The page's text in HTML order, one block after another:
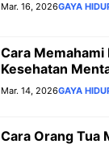
Mar. 16, 2026GAYA
Cara
Kesehatan
Mar. 14, 2026GAYA
Cara Orang Tua